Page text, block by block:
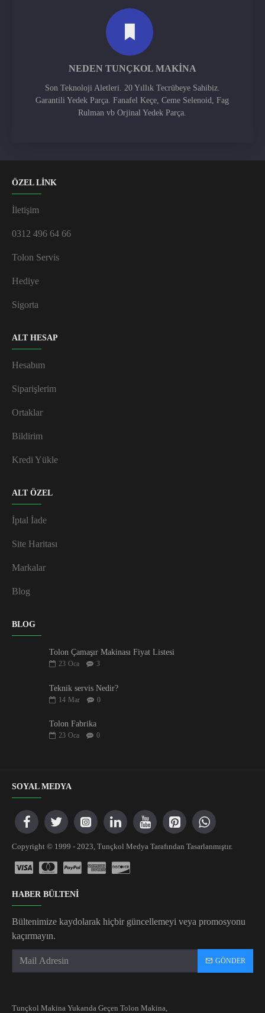
NEDEN TUNÇKOL MAKINA
Son Teknoloji Aletleri. 20 Yıllık Tecrübeye Sahibiz.
Garantili Yedek Parça. Fanafel Keçe, Ceme Selenoid, Fag
Rulman vb Orjinal Yedek Parça.
ÖZEL LİNK
İletişim
0312 496 64 66
Tolon Servis
Hediye
Sigorta
ALT HESAP
Hesabım
Siparişlerim
Ortaklar
Bildirim
Kredi Yükle
ALT ÖZEL
İptal İade
Site Haritası
Markalar
Blog
BLOG
Tolon Çamaşır Makinası Fiyat Listesi
23 Oca 3
Teknik servis Nedir?
14 Mar 0
Tolon Fabrika
23 Oca 0
SOYAL MEDYA
Copyright © 1999 - 2023, Tunçkol Medya Tarafından Tasarlanmıştır.
HABER BÜLTENİ
Bültenimize kaydolarak hiçbir güncellemeyi veya promosyonu
kaçırmayın.
GÖNDER
Tunçkol Makina Yukarıda Geçen Tolon Makina,